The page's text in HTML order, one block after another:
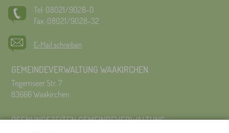
Tel: 08021/9028-0
Fax: 08021/9028-32
E-Mail schreiben
GEMEINDEVERWALTUNG WAAKIRCHEN
Tegernseer Str. 7
83666 Waakirchen
ÖFFNUNGSZEITEN GEMEINDEVERWALTUNG